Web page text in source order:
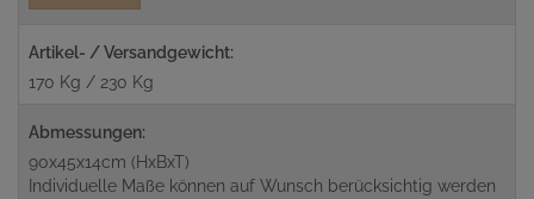
Artikel- / Versandgewicht:
170 Kg / 230 Kg
Abmessungen:
90x45x14cm (HxBxT)
Individuelle Maße können auf Wunsch berücksichtig werden